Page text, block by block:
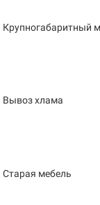
Крупногабаритный
Вывоз хлама
Старая мебель